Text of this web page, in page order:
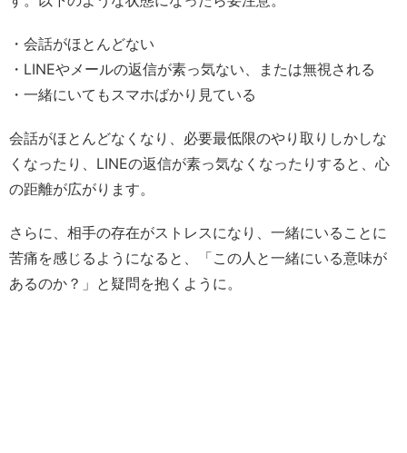
・会話がほとんどない
・LINEやメールの返信が素っ気ない、または無視される
・一緒にいてもスマホばかり見ている
会話がほとんどなくなり、必要最低限のやり取りしかしな
くなったり、LINEの返信が素っ気なくなったりすると、心
の距離が広がります。
さらに、相手の存在がストレスになり、一緒にいることに
苦痛を感じるようになると、「この人と一緒にいる意味が
あるのか？」と疑問を抱くように。